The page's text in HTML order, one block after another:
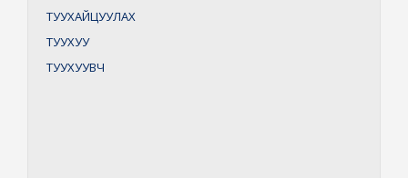
ТУУХАЙЦУУЛАХ
ТУУХУУ
ТУУХУУВЧ